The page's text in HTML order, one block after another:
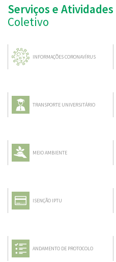
Serviços e Atividades
Coletivo
INFORMAÇÕES CORONAVÍRUS
TRANSPORTE UNIVERSITÁRIO
MEIO AMBIENTE
ISENÇÃO IPTU
ANDAMENTO DE PROTOCOLO